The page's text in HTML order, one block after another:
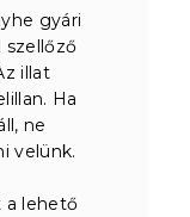
gyári
szellőző
illat
Ha
ne
velünk.
a lehető